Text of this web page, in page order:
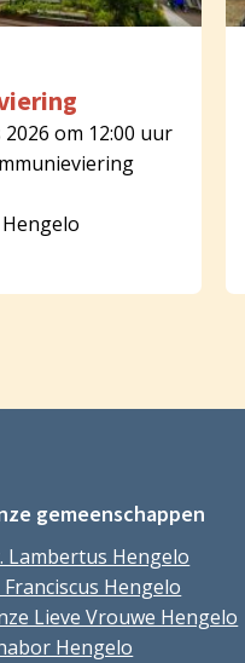
om 12:00 uur
gemeenschappen
Lambertus Hengelo
Franciscus Hengelo
Lieve Vrouwe Hengelo
Hengelo